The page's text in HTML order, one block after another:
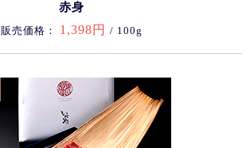
赤身
販売価格： 1,398円 / 100g